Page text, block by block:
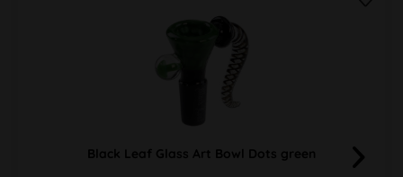
Black Leaf Glass Art Bowl Dots green